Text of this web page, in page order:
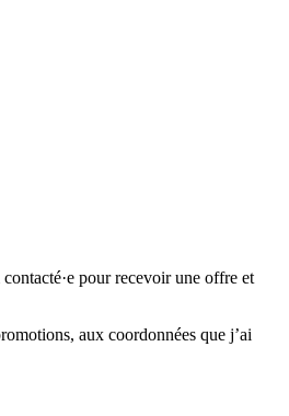
pour recevoir une offre et
aux coordonnées que j’ai